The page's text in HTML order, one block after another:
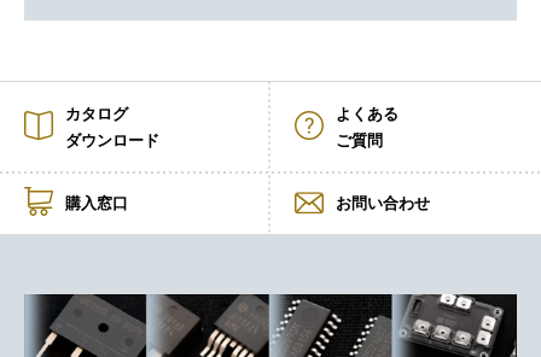
カタログ
ダウンロード
よくある
ご質問
購入窓口 お問い合わせ